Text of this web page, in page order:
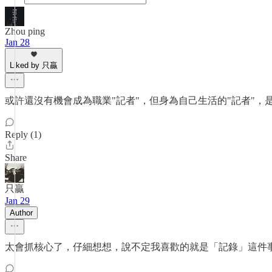
Zhou ping
Jan 28
Liked by 只贏
或許還沒有機會成為職業"記者"，但身為自己生活的"記者"，
Reply (1)
Share
只贏
Jan 29
Author
太會抓核心了，仔細想想，說不定我喜歡的就是「記錄」這件